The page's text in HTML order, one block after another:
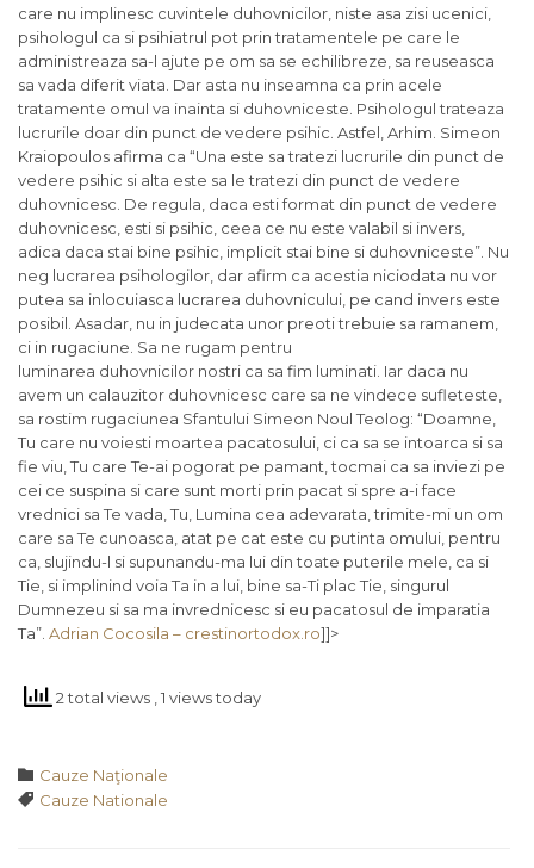
care nu implinesc cuvintele duhovnicilor, niste asa zisi ucenici,
psihologul ca si psihiatrul pot prin tratamentele pe care le
administreaza sa-l ajute pe om sa se echilibreze, sa reuseasca
sa vada diferit viata. Dar asta nu inseamna ca prin acele
tratamente omul va inainta si duhovniceste. Psihologul trateaza
lucrurile doar din punct de vedere psihic. Astfel, Arhim. Simeon
Kraiopoulos afirma ca “Una este sa tratezi lucrurile din punct de
vedere psihic si alta este sa le tratezi din punct de vedere
duhovnicesc. De regula, daca esti format din punct de vedere
duhovnicesc, esti si psihic, ceea ce nu este valabil si invers,
adica daca stai bine psihic, implicit stai bine si duhovniceste”. Nu
neg lucrarea psihologilor, dar afirm ca acestia niciodata nu vor
putea sa inlocuiasca lucrarea duhovnicului, pe cand invers este
posibil. Asadar, nu in judecata unor preoti trebuie sa ramanem,
ci in rugaciune. Sa ne rugam pentru
luminarea duhovnicilor nostri ca sa fim luminati. Iar daca nu
avem un calauzitor duhovnicesc care sa ne vindece sufleteste,
sa rostim rugaciunea Sfantului Simeon Noul Teolog: “Doamne,
Tu care nu voiesti moartea pacatosului, ci ca sa se intoarca si sa
fie viu, Tu care Te-ai pogorat pe pamant, tocmai ca sa inviezi pe
cei ce suspina si care sunt morti prin pacat si spre a-i face
vrednici sa Te vada, Tu, Lumina cea adevarata, trimite-mi un om
care sa Te cunoasca, atat pe cat este cu putinta omului, pentru
ca, slujindu-l si supunandu-ma lui din toate puterile mele, ca si
Tie, si implinind voia Ta in a lui, bine sa-Ti plac Tie, singurul
Dumnezeu si sa ma invrednicesc si eu pacatosul de imparatia
Ta”. Adrian Cocosila – crestinortodox.ro]]>
2 total views , 1 views today
 Category
Cauze Naţionale
 Tags
Cauze Nationale